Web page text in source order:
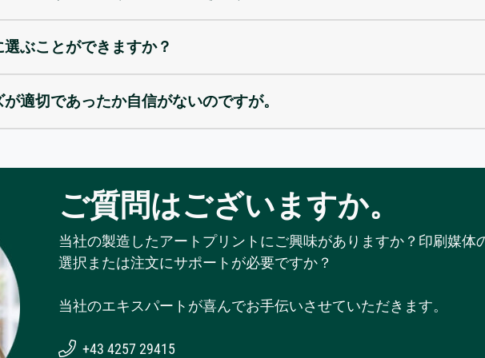
ぶことができますか？
適切であったか自信がないのですが。
ご質問はございますか。
当社の製造したアートプリントにご興味がありますか？印刷媒体
選択または注文にサポートが必要ですか？
当社のエキスパートが喜んでお手伝いさせていただきます。
+43 4257 29415